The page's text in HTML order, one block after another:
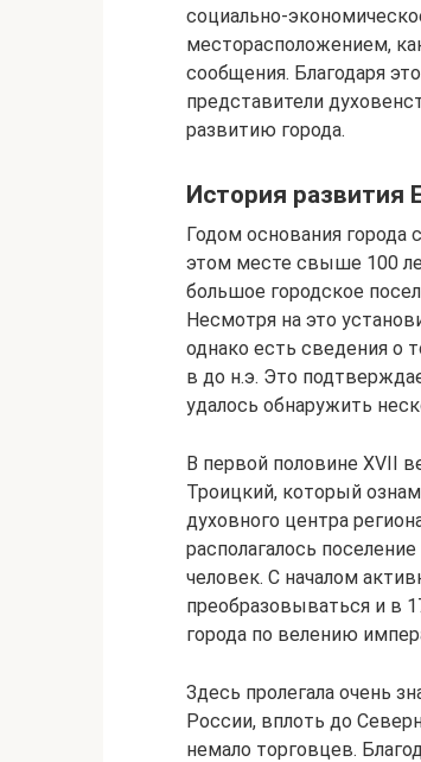
социально-
месторасположением,
сообщения. Благодаря
представители
развитию города.
История развития
Годом основания города
этом месте свыше 100
большое городское
Несмотря на это
однако есть сведения о
в до н.э. Это
удалось обнаружить
В первой половине XVII
Троицкий, который
духовного центра
располагалось
человек. С началом
преобразовываться и в
города по велению
Здесь пролегала очень
России, вплоть до
немало торговцев.